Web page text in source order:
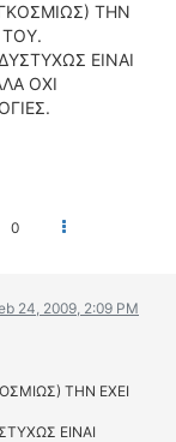
ΤΗΝ
ΤΟΥ.
ΕΙΝΑΙ
ΟΧΙ
0
24, 2009, 2:09 PM
ΤΗΝ ΕΧΕΙ
ΕΙΝΑΙ